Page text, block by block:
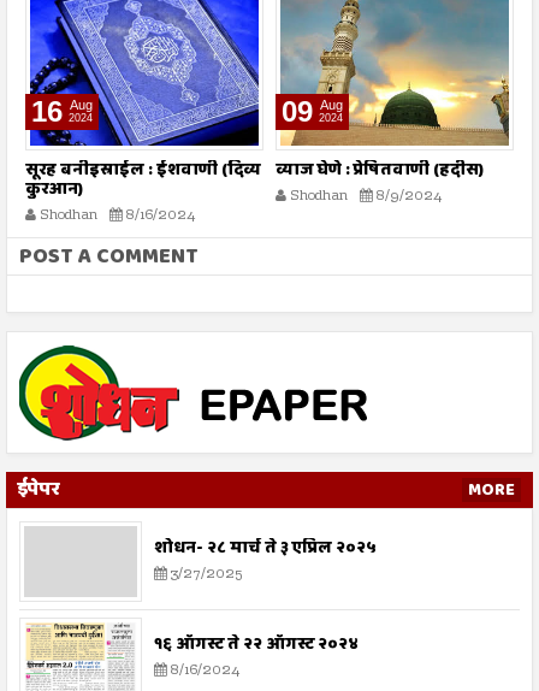
16 Aug
2024
सूरह बनीइस्राईल : ईशवाणी (दिव्य
कुरआन)
Shodhan 8/16/2024
09 Aug
2024
व्याज घेणे : प्रेषितवाणी (हदीस)
Shodhan 8/9/2024
POST A COMMENT
ईपेपर MORE
शोधन- २८ मार्च ते ३ एप्रिल २०२५
3/27/2025
१६ ऑगस्ट ते २२ ऑगस्ट २०२४
8/16/2024